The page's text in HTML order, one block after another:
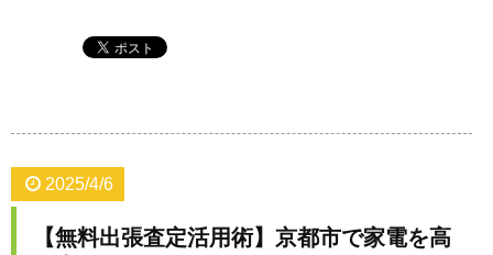
2025/4/6
【無料出張査定活用術】京都市で家電を高